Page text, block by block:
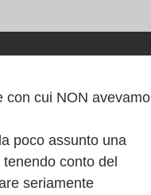
con cui NON avevamo
poco assunto una
conto del
seriamente